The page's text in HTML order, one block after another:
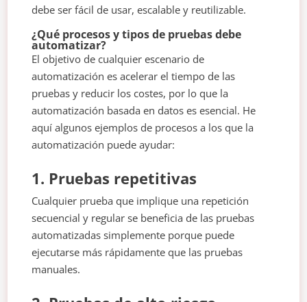
debe ser fácil de usar, escalable y reutilizable.
¿Qué procesos y tipos de pruebas debe
automatizar?
El objetivo de cualquier escenario de
automatización es acelerar el tiempo de las
pruebas y reducir los costes, por lo que la
automatización basada en datos es esencial. He
aquí algunos ejemplos de procesos a los que la
automatización puede ayudar:
1. Pruebas repetitivas
Cualquier prueba que implique una repetición
secuencial y regular se beneficia de las pruebas
automatizadas simplemente porque puede
ejecutarse más rápidamente que las pruebas
manuales.